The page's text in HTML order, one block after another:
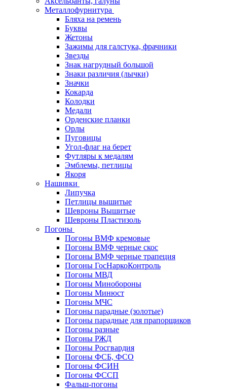
Металлофурнитура
Бляха на ремень
Буквы
Жетоны
Зажимы для галстука, фрачники
Звезды
Знак нагрудный большой
Знаки различия (лычки)
Значки
Кокарда
Колодки
Медали
Орденские планки
Орлы
Пуговицы
Угол-флаг на берет
Футляры к медалям
Эмблемы, петлицы
Якоря
Нашивки
Липучка
Петлицы вышитые
Шевроны Вышитые
Шевроны Пластизоль
Погоны
Погоны ВМФ кремовые
Погоны ВМФ черные скос
Погоны ВМФ черные трапеция
Погоны ГосНаркоКонтроль
Погоны МВД
Погоны Минобороны
Погоны Минюст
Погоны МЧС
Погоны парадные (золотые)
Погоны парадные для прапорщиков
Погоны разные
Погоны РЖД
Погоны Росгвардия
Погоны ФСБ, ФСО
Погоны ФСИН
Погоны ФССП
Фальш-погоны